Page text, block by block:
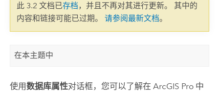
此 3.2 文档已存档，并且不再对其进行更新。 其中的
内容和链接可能已过期。 请参阅最新文档。
在本主题中
使用数据库属性对话框，您可以了解在 ArcGIS Pro中